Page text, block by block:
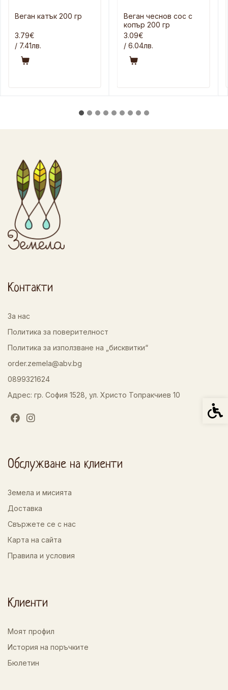
Веган катък 200 гр
3.79€
/ 7.41лв.
Веган чеснов сос с
копър 200 гр
3.09€
/ 6.04лв.
Контакти
За нас
Политика за поверителност
Политика за използване на „бисквитки“
order.zemela@abv.bg
0899321624
Адрес: гр. София 1528, ул. Христо Топракчиев 10
Обслужване на клиенти
Земела и мисията
Доставка
Свържете се с нас
Карта на сайта
Правила и условия
Клиенти
Моят профил
История на поръчките
Бюлетин